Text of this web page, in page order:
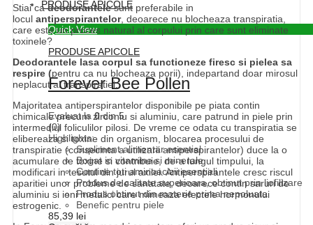
PRODUSE APICOLE
Quick View
PRODUSE APICOLE
Forever Bee Pollen
Evaluat la0din 5
(0)
Highlights:
Supliment alimentar esential
Bogat in vitamine si minerale
Contine toti aminoacizii esentiali
Produs de calitate superioara, obtinut prin liofilizare
Produs obtinut din materie prima nepoluata
Benefic pentru piele
85,39 lei
Stiai cadeodorantelesunt preferabile in
locul antiperspirantelor, deoarece nu blocheaza transpiratia,
care este un proces natural al corpului prin care sunt eliminate
toxinele?
Deodorantele lasa corpul sa functioneze firesc si pielea sa
respire (pentru ca nu blocheaza porii), indepartand doar mirosul
neplacut al transpiratiei.
Majoritatea antiperspirantelor disponibile pe piata contin
chimicale precum zirconiu si aluminiu, care patrund in piele prin
intermediul foliculilor pilosi. De vreme ce odata cu transpiratia se
elibereaza si toxine din organism, blocarea procesului de
transpiratie (consecinta a utilizarii antiperspirantelor) duce la o
acumulare de toxine si contribuie, de-a lungul timpului, la
modificari in tesutul din jurul axilei. Antiperspirantele cresc riscul
aparitiei unor probleme de sanatate, deoarece contin saruri de
aluminiu si ioni metalici care mimeaza efectele hormonului
estrogenic.